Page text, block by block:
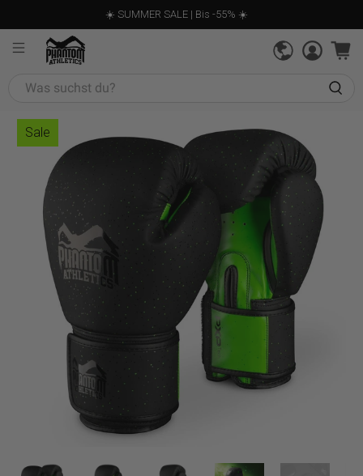
☀️ SUMMER SALE | Bis -55% ☀️
Was
Sale